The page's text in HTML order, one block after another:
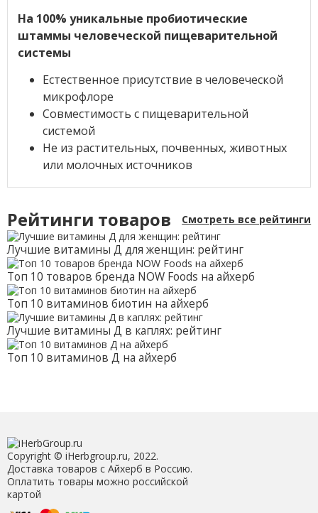
На 100% уникальные пробиотические
штаммы человеческой пищеварительной
системы
Естественное присутствие в человеческой
микрофлоре
Совместимость с пищеварительной
системой
Не из растительных, почвенных, животных
или молочных источников
Рейтинги товаров Смотреть все рейтинги
Лучшие витамины Д для женщин: рейтинг
Топ 10 товаров бренда NOW Foods на айхерб
Топ 10 витаминов биотин на айхерб
Лучшие витамины Д в каплях: рейтинг
Топ 10 витаминов Д на айхерб
Copyright © iHerbgroup.ru, 2022.
Доставка товаров с Айхерб в Россию.
Оплатить товары можно российской
картой